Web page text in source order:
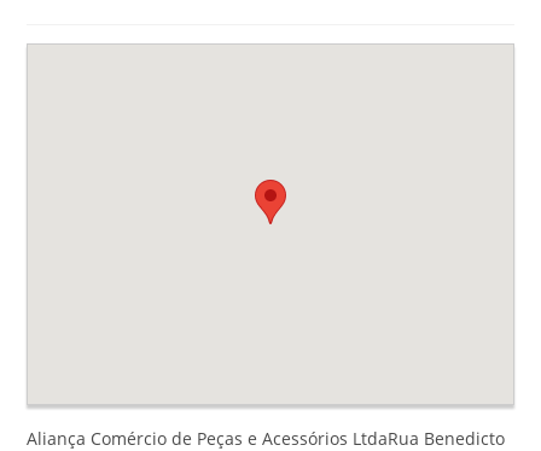
Aliança Comércio de Peças e Acessórios LtdaRua Benedicto